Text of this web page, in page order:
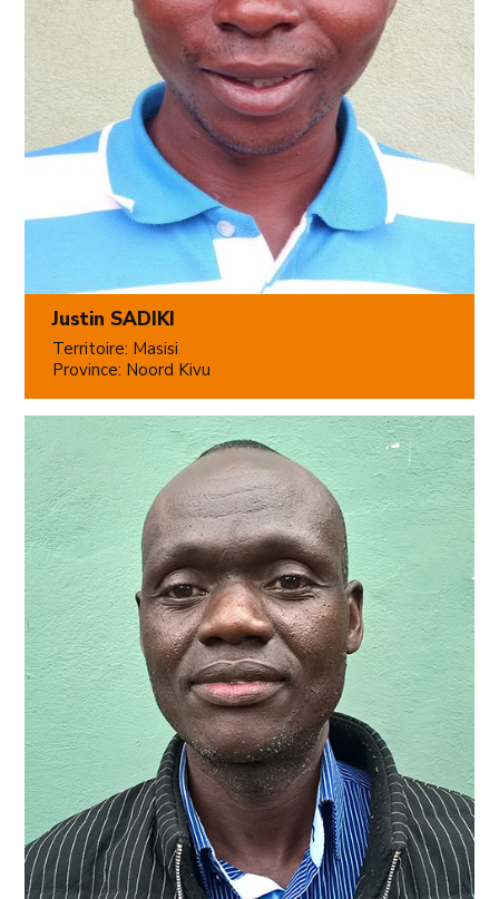
Justin SADIKI
Territoire: Masisi
Province: Noord Kivu